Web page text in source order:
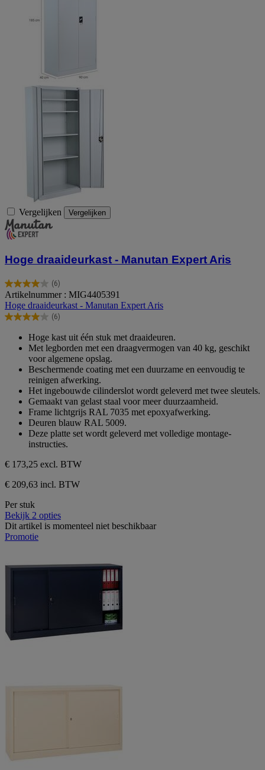
Vergelijken Vergelijken
Hoge draaideurkast - Manutan Expert Aris
(6)
4.0
van
de
5
beoordelingen
Artikelnummer : MIG4405391
Hoge draaideurkast - Manutan Expert Aris
(6)
4.0
sterren.
beoordelingen
Hoge kast uit één stuk met draaideuren.
Met legborden met een draagvermogen van 40 kg, geschikt
voor algemene opslag.
Beschermende coating met een duurzame en eenvoudig te
reinigen afwerking.
Het ingebouwde cilinderslot wordt geleverd met twee sleutels.
Gemaakt van gelast staal voor meer duurzaamheid.
Frame lichtgrijs RAL 7035 met epoxyafwerking.
Deuren blauw RAL 5009.
Deze platte set wordt geleverd met volledige montage-
instructies.
€ 173,25 excl. BTW
€ 209,63 incl. BTW
Per stuk
Bekijk 2 opties
Dit artikel is momenteel niet beschikbaar
Promotie